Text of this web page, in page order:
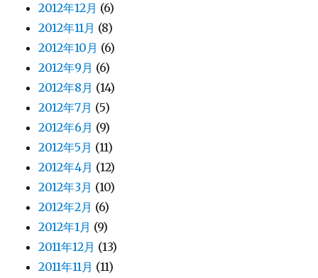
2012年12月 (6)
2012年11月 (8)
2012年10月 (6)
2012年9月 (6)
2012年8月 (14)
2012年7月 (5)
2012年6月 (9)
2012年5月 (11)
2012年4月 (12)
2012年3月 (10)
2012年2月 (6)
2012年1月 (9)
2011年12月 (13)
2011年11月 (11)